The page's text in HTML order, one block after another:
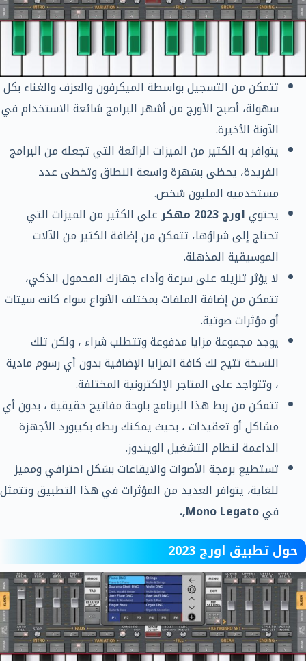
تتمكن من التسجيل بواسطة الميكرفون والعزف والغناء بكل
سهولة، أصبح الأورج من أشهر البرامج شائعة الاستخدام في
الآونة الأخيرة.
يتوافر به الكثير من الميزات الرائعة التي تجعله من البرامج
الفريدة، يحظى بشهرة واسعة النطاق وتخطى عدد
مستخدميه المليون شخص.
يحتوياورج 2023 مهكر
على الكثير من الميزات التي
تحتاج إلى شراؤها، تتمكن من إضافة الكثير من الآلات
الموسيقية المذهلة.
لا يؤثر تنزيله على سرعة وأداء جهازك المحمول الذكي،
تتمكن من إضافة الملفات بمختلف الأنواع سواء كانت سيتات
أو مؤثرات صوتية.
يوجد مجموعة مزايا مدفوعة وتتطلب شراء ، ولكن تلك
النسخة تتيح لك كافة المزايا الإضافية بدون أي رسوم مادية
، وتتواجد على المتاجر الإلكترونية المختلفة.
تتمكن من ربط هذا البرنامج بلوحة مفاتيح حقيقية ، بدون أي
مشاكل أو تعقيدات ، بحيث يمكنك ربطه بكيبورد الأجهزة
الداعمة لنظام التشغيل الويندوز.
تستطيع برمجة الأصوات والايقاعات بشكل احترافي ومميز
للغاية، يتوافر العديد من المؤثرات في هذا التطبيق وتتمثل
فيMono Legato,.
حول تطبيق اورج 2023